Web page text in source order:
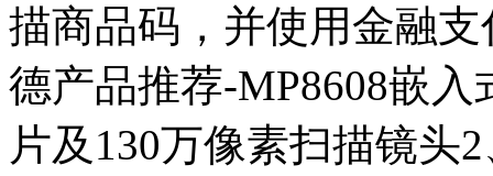
描商品码，并使用金融
德产品推荐-MP8608嵌
片及130万像素扫描镜头